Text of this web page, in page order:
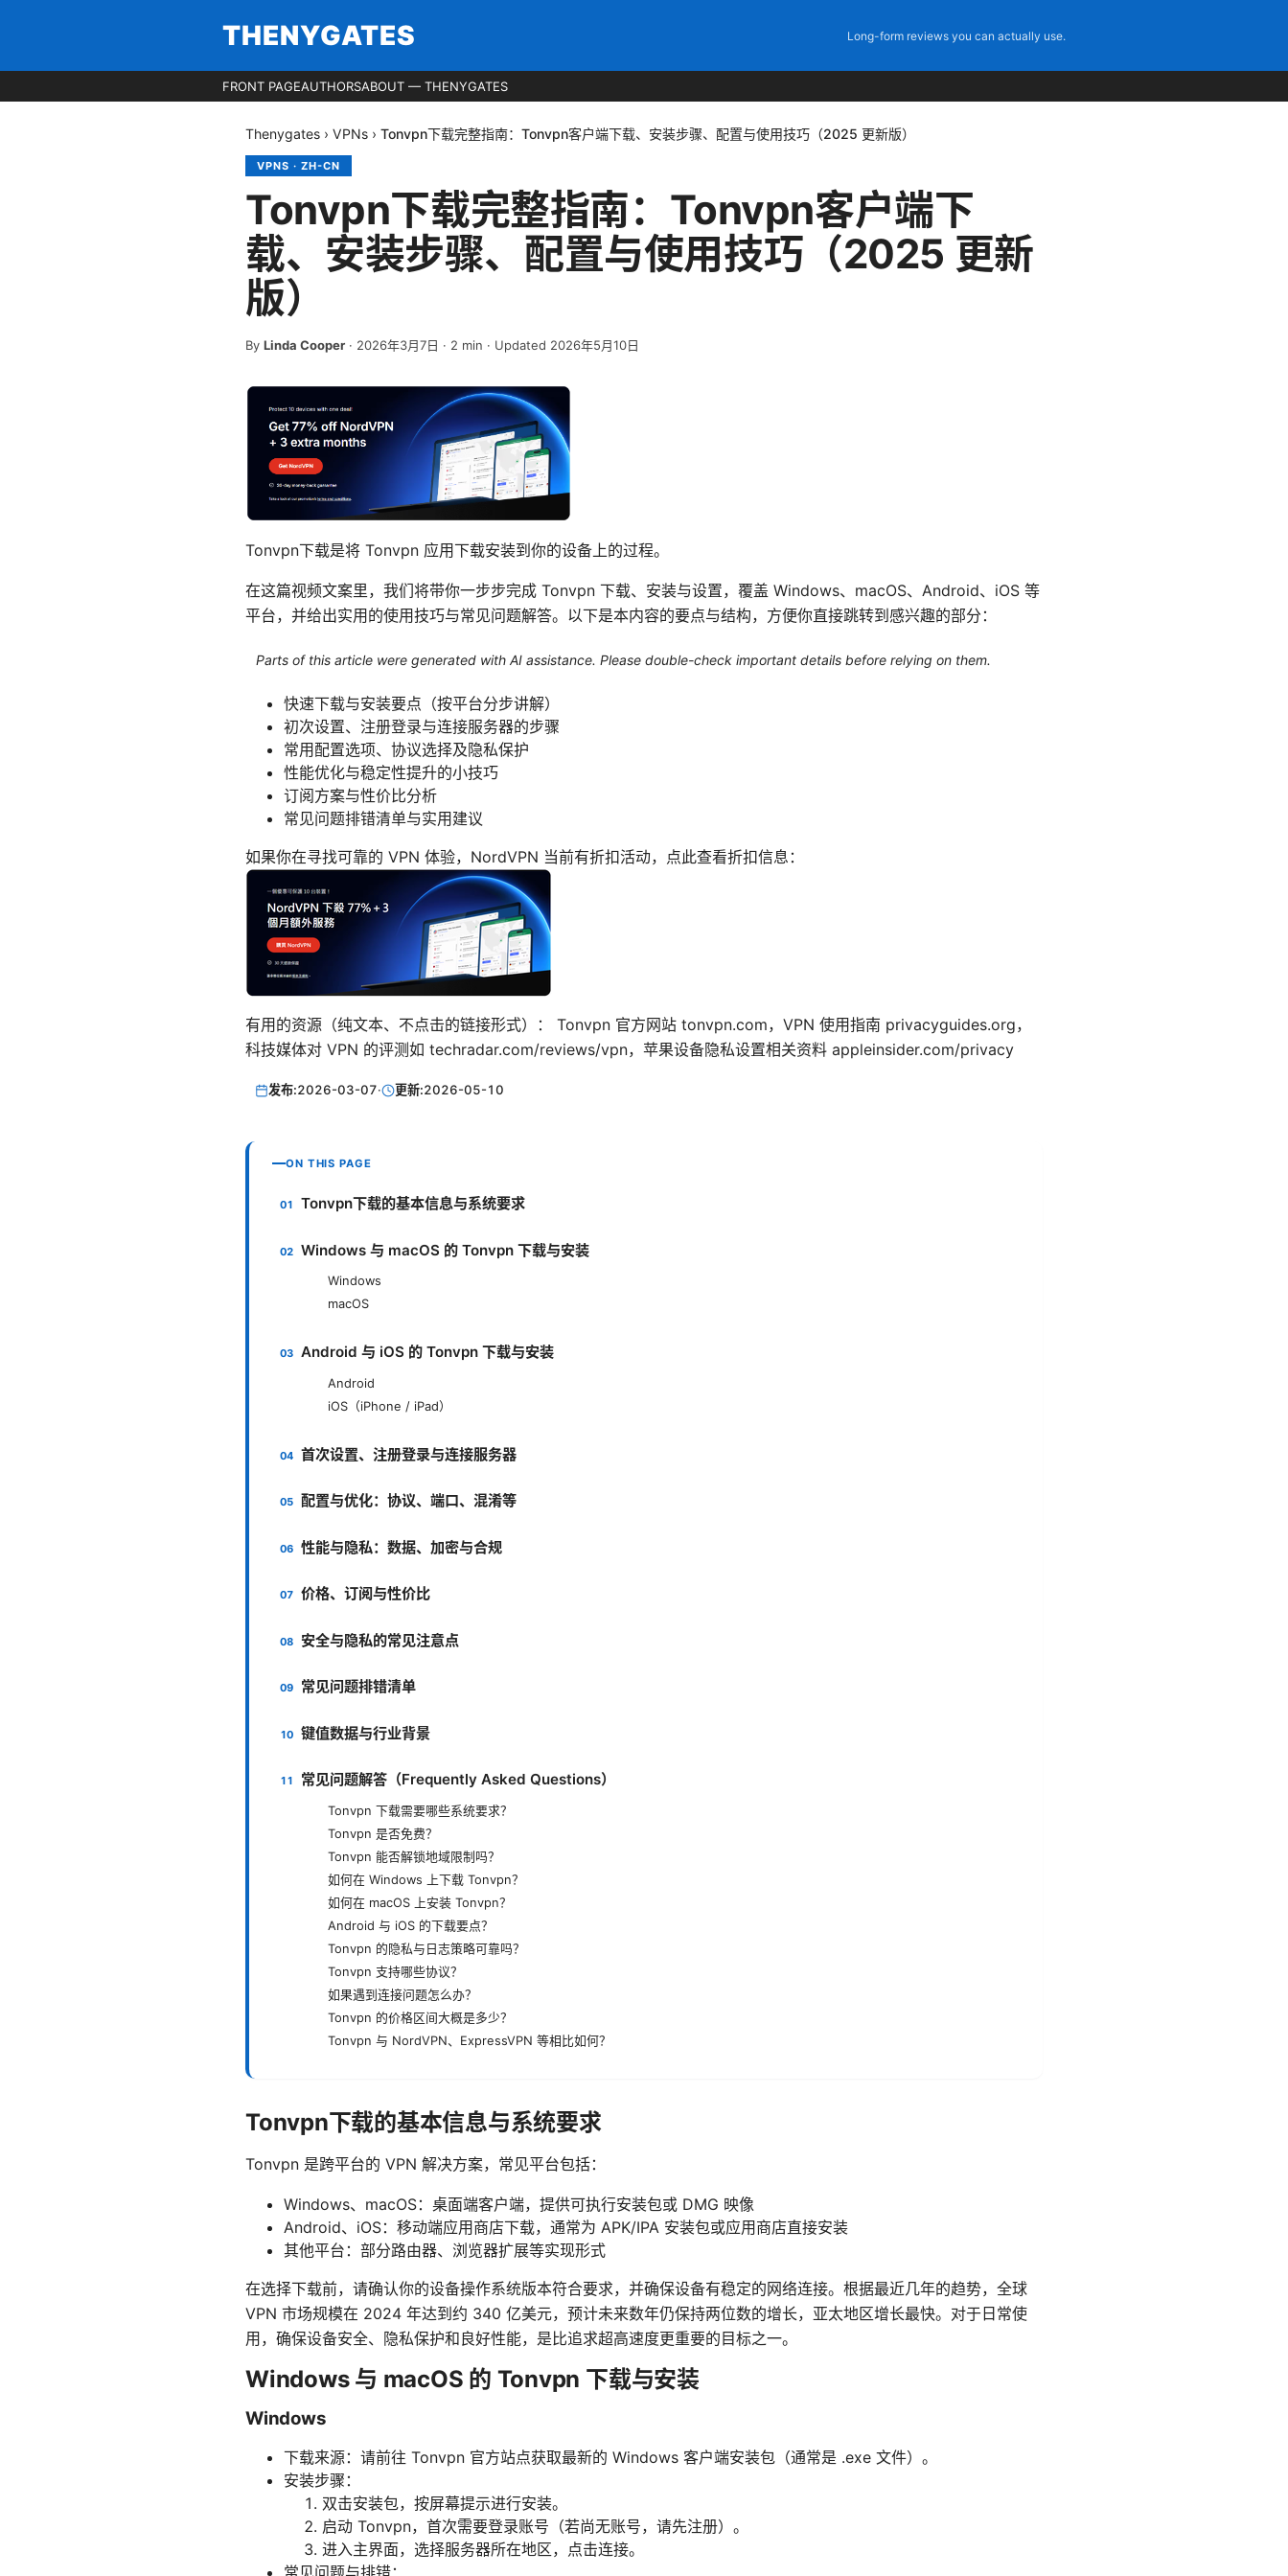
THENYGATES Long-form reviews you can actually use.
FRONT PAGEAUTHORSABOUT — THENYGATES
Thenygates › VPNs › Tonvpn下载完整指南：Tonvpn客户端下载、安装步骤、配置与使用技巧（2025 更新版）
VPNS · ZH-CN
Tonvpn下载完整指南：Tonvpn客户端下
载、安装步骤、配置与使用技巧（2025 更新
版）
By Linda Cooper · 2026年3月7日 · 2 min · Updated 2026年5月10日
Tonvpn下载是将 Tonvpn 应用下载安装到你的设备上的过程。
在这篇视频文案里，我们将带你一步步完成 Tonvpn 下载、安装与设置，覆盖 Windows、macOS、Android、iOS 等
平台，并给出实用的使用技巧与常见问题解答。以下是本内容的要点与结构，方便你直接跳转到感兴趣的部分：
Parts of this article were generated with AI assistance. Please double-check important details before relying on them.
快速下载与安装要点（按平台分步讲解）
初次设置、注册登录与连接服务器的步骤
常用配置选项、协议选择及隐私保护
性能优化与稳定性提升的小技巧
订阅方案与性价比分析
常见问题排错清单与实用建议
如果你在寻找可靠的 VPN 体验，NordVPN 当前有折扣活动，点此查看折扣信息：
有用的资源（纯文本、不点击的链接形式）： Tonvpn 官方网站 tonvpn.com，VPN 使用指南 privacyguides.org，
科技媒体对 VPN 的评测如 techradar.com/reviews/vpn，苹果设备隐私设置相关资料 appleinsider.com/privacy
发布:2026-03-07· 更新:2026-05-10
ON THIS PAGE
Tonvpn下载的基本信息与系统要求
Windows 与 macOS 的 Tonvpn 下载与安装
Windows
macOS
Android 与 iOS 的 Tonvpn 下载与安装
Android
iOS（iPhone / iPad）
首次设置、注册登录与连接服务器
配置与优化：协议、端口、混淆等
性能与隐私：数据、加密与合规
价格、订阅与性价比
安全与隐私的常见注意点
常见问题排错清单
键值数据与行业背景
常见问题解答（Frequently Asked Questions）
Tonvpn 下载需要哪些系统要求？
Tonvpn 是否免费？
Tonvpn 能否解锁地域限制吗？
如何在 Windows 上下载 Tonvpn？
如何在 macOS 上安装 Tonvpn？
Android 与 iOS 的下载要点？
Tonvpn 的隐私与日志策略可靠吗？
Tonvpn 支持哪些协议？
如果遇到连接问题怎么办？
Tonvpn 的价格区间大概是多少？
Tonvpn 与 NordVPN、ExpressVPN 等相比如何？
Tonvpn下载的基本信息与系统要求
Tonvpn 是跨平台的 VPN 解决方案，常见平台包括：
Windows、macOS：桌面端客户端，提供可执行安装包或 DMG 映像
Android、iOS：移动端应用商店下载，通常为 APK/IPA 安装包或应用商店直接安装
其他平台：部分路由器、浏览器扩展等实现形式
在选择下载前，请确认你的设备操作系统版本符合要求，并确保设备有稳定的网络连接。根据最近几年的趋势，全球
VPN 市场规模在 2024 年达到约 340 亿美元，预计未来数年仍保持两位数的增长，亚太地区增长最快。对于日常使
用，确保设备安全、隐私保护和良好性能，是比追求超高速度更重要的目标之一。
Windows 与 macOS 的 Tonvpn 下载与安装
Windows
下载来源：请前往 Tonvpn 官方站点获取最新的 Windows 客户端安装包（通常是 .exe 文件）。
安装步骤：
双击安装包，按屏幕提示进行安装。
启动 Tonvpn，首次需要登录账号（若尚无账号，请先注册）。
进入主界面，选择服务器所在地区，点击连接。
常见问题与排错：